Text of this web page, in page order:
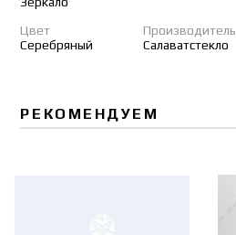
Цвет
Серебряный
Производитель
Салаватстекло
РЕКОМЕНДУЕМ